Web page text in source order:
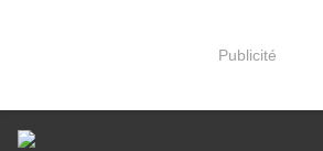
Publicité